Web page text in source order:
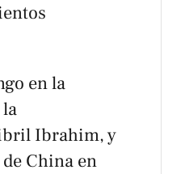
en la
Ibrahim, y
China en